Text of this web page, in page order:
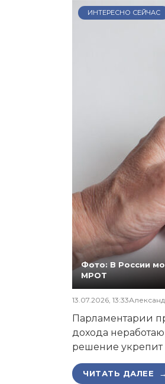
ИНТЕРЕСНО СЕЙЧАС
Фото: В России
МРОТ
13.07.2026, 13:33
Парламентарии
дохода
решение
ЧИТАТЬ ДАЛЕЕ →